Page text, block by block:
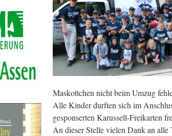
Maskottchen nicht beim Umzug
Alle Kinder durften sich im
gesponserten Karussell-Freikarten
An dieser Stelle vielen Dank an